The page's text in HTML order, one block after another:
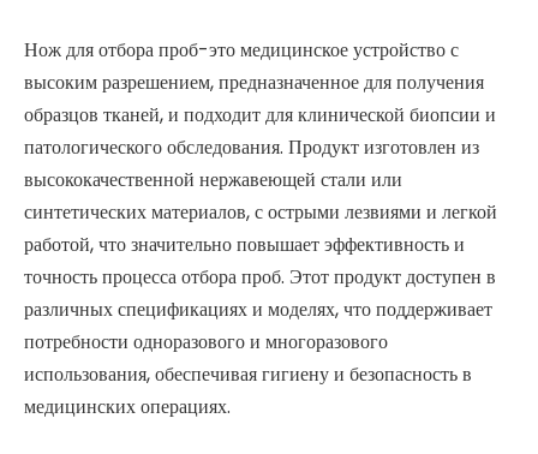
Нож для отбора проб-это медицинское устройство с
высоким разрешением, предназначенное для получения
образцов тканей, и подходит для клинической биопсии и
патологического обследования. Продукт изготовлен из
высококачественной нержавеющей стали или
синтетических материалов, с острыми лезвиями и легкой
работой, что значительно повышает эффективность и
точность процесса отбора проб. Этот продукт доступен в
различных спецификациях и моделях, что поддерживает
потребности одноразового и многоразового
использования, обеспечивая гигиену и безопасность в
медицинских операциях.